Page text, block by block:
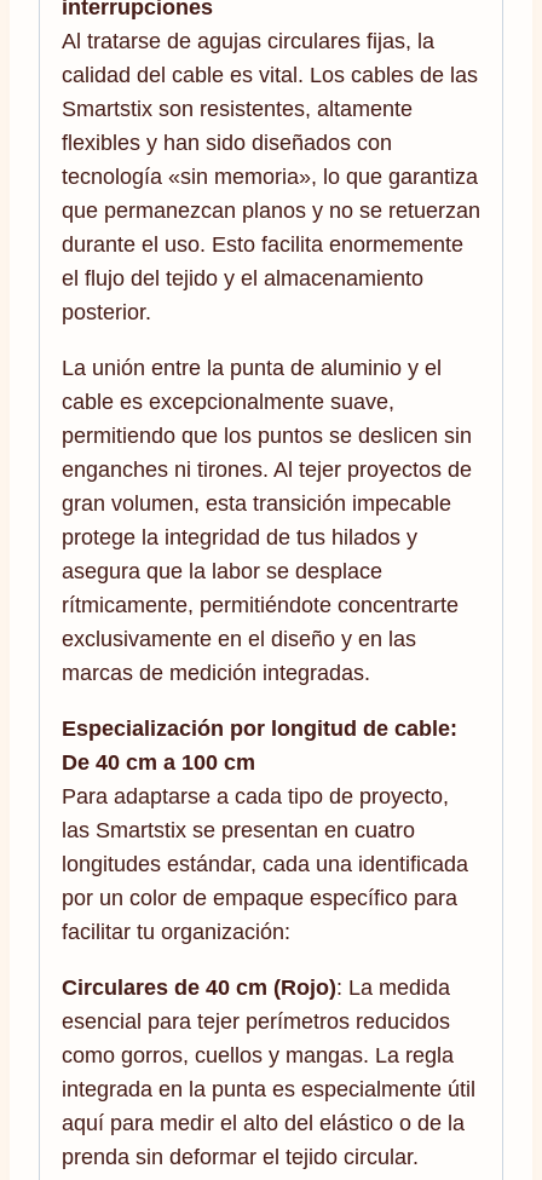
interrupciones
Al tratarse de agujas circulares fijas, la
calidad del cable es vital. Los cables de las
Smartstix son resistentes, altamente
flexibles y han sido diseñados con
tecnología «sin memoria», lo que garantiza
que permanezcan planos y no se retuerzan
durante el uso. Esto facilita enormemente
el flujo del tejido y el almacenamiento
posterior.
La unión entre la punta de aluminio y el
cable es excepcionalmente suave,
permitiendo que los puntos se deslicen sin
enganches ni tirones. Al tejer proyectos de
gran volumen, esta transición impecable
protege la integridad de tus hilados y
asegura que la labor se desplace
rítmicamente, permitiéndote concentrarte
exclusivamente en el diseño y en las
marcas de medición integradas.
Especialización por longitud de cable:
De 40 cm a 100 cm
Para adaptarse a cada tipo de proyecto,
las Smartstix se presentan en cuatro
longitudes estándar, cada una identificada
por un color de empaque específico para
facilitar tu organización:
Circulares de 40 cm (Rojo): La medida
esencial para tejer perímetros reducidos
como gorros, cuellos y mangas. La regla
integrada en la punta es especialmente útil
aquí para medir el alto del elástico o de la
prenda sin deformar el tejido circular.